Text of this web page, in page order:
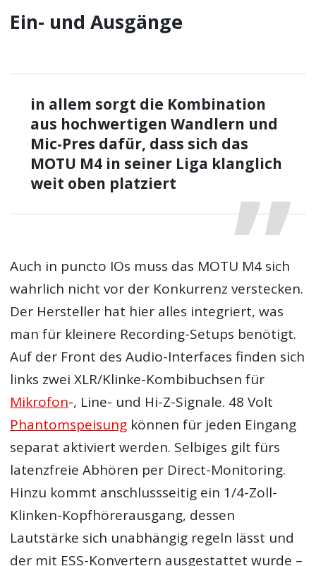
Ein- und Ausgänge
in allem sorgt die Kombination
aus hochwertigen Wandlern und
Mic-Pres dafür, dass sich das
MOTU M4 in seiner Liga klanglich
weit oben platziert
Auch in puncto IOs muss das MOTU M4 sich
wahrlich nicht vor der Konkurrenz verstecken.
Der Hersteller hat hier alles integriert, was
man für kleinere Recording-Setups benötigt.
Auf der Front des Audio-Interfaces finden sich
links zwei XLR/Klinke-Kombibuchsen für
Mikrofon-, Line- und Hi-Z-Signale. 48 Volt
Phantomspeisung können für jeden Eingang
separat aktiviert werden. Selbiges gilt fürs
latenzfreie Abhören per Direct-Monitoring.
Hinzu kommt anschlussseitig ein 1/4-Zoll-
Klinken-Kopfhörerausgang, dessen
Lautstärke sich unabhängig regeln lässt und
der mit ESS-Konvertern ausgestattet wurde –